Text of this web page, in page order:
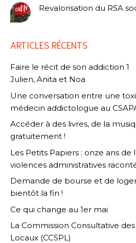
Revalorisation du RSA
ARTICLES RÉCENTS
Faire le récit de son addiction 1
Julien, Anita et Noa
Une conversation entre une
médecin addictologue au
Accéder à des livres, de la
gratuitement !
Les Petits Papiers : onze ans
violences administratives
Demande de bourse et de
bientôt la fin !
Ce qui change au 1er mai
La Commission Consultative
Locaux (CCSPL)